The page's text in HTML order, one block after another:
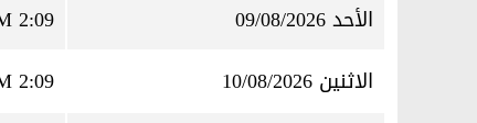
الأحد 09/08/2026
2:09 AM
الاثنين 10/08/2026
2:09 AM